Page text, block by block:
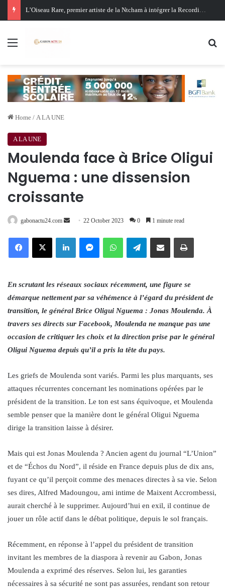
Menu
Home / A LA UNE
A LA UNE
Moulenda face à Brice Oligui
Nguema : une dissension
croissante
gabonactu24.com
Send 22 October 2023 0 1 minute read
FacebookX LinkedInMessengerWhatsAppTelegramShare via Email Print
En scrutant les réseaux sociaux récemment, une figure se
démarque nettement par sa véhémence à l’égard du président de
transition, le général Brice Oligui Nguema : Jonas Moulenda. À
travers ses directs sur Facebook, Moulenda ne manque pas une
occasion de critiquer les choix et la direction prise par le général
Oligui Nguema depuis qu’il a pris la tête du pays.
Les griefs de Moulenda sont variés. Parmi les plus marquants, ses
attaques récurrentes concernant les nominations opérées par le
président de la transition. Le ton est sans équivoque, et Moulenda
semble penser que la manière dont le général Oligui Nguema
dirige la transition laisse à désirer.
Mais qui est Jonas Moulenda ? Ancien agent du journal “L’Union”
et de “Échos du Nord”, il réside en France depuis plus de dix ans,
fuyant ce qu’il perçoit comme des menaces directes à sa vie. Selon
ses dires, Alfred Madoungou, ami intime de Maixent Accrombessi,
aurait cherché à le supprimer. Aujourd’hui en exil, il continue de
jouer un rôle actif dans le débat politique, depuis le sol français.
Récemment, en réponse à l’appel du président de transition
invitant les membres de la diaspora à revenir au Gabon, Jonas
Moulenda a exprimé des réserves. Selon lui, les garanties
nécessaires à sa sécurité ne sont pas assurées, rendant son retour